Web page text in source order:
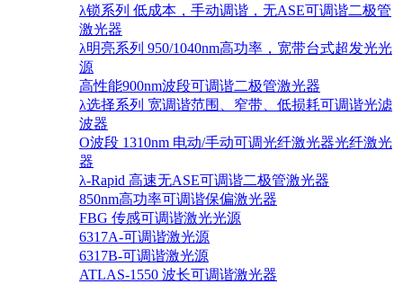
λ锁系列 低成本，手动调谐，无ASE可调谐二极管
激光器
λ明亮系列 950/1040nm高功率，宽带台式超发光光
源
高性能900nm波段可调谐二极管激光器
λ选择系列 宽调谐范围、窄带、低损耗可调谐光滤
波器
O波段 1310nm 电动/手动可调光纤激光器光纤激光
器
λ-Rapid 高速无ASE可调谐二极管激光器
850nm高功率可调谐保偏激光器
FBG 传感可调谐激光光源
6317A-可调谐激光源
6317B-可调谐激光源
ATLAS-1550 波长可调谐激光器